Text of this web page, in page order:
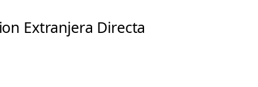
Extranjera Directa